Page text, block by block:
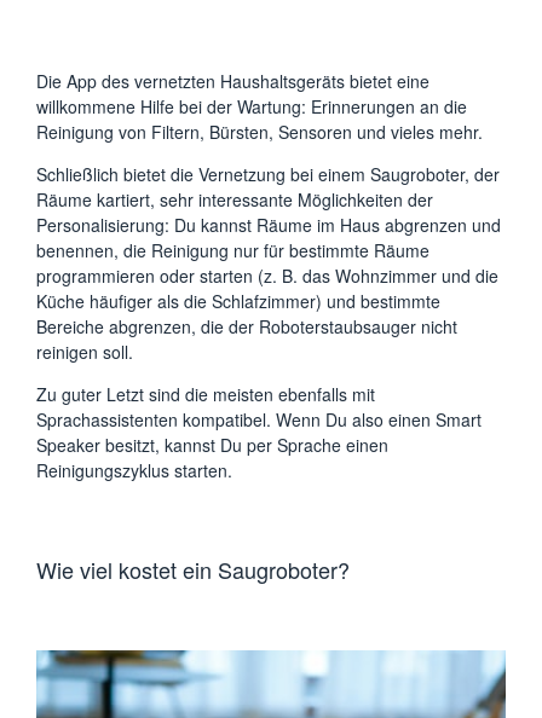
Die App des vernetzten Haushaltsgeräts bietet eine
willkommene Hilfe bei der Wartung: Erinnerungen an die
Reinigung von Filtern, Bürsten, Sensoren und vieles mehr.
Schließlich bietet die Vernetzung bei einem Saugroboter, der
Räume kartiert, sehr interessante Möglichkeiten der
Personalisierung: Du kannst Räume im Haus abgrenzen und
benennen, die Reinigung nur für bestimmte Räume
programmieren oder starten (z. B. das Wohnzimmer und die
Küche häufiger als die Schlafzimmer) und bestimmte
Bereiche abgrenzen, die der Roboterstaubsauger nicht
reinigen soll.
Zu guter Letzt sind die meisten ebenfalls mit
Sprachassistenten kompatibel. Wenn Du also einen Smart
Speaker besitzt, kannst Du per Sprache einen
Reinigungszyklus starten.
Wie viel kostet ein Saugroboter?